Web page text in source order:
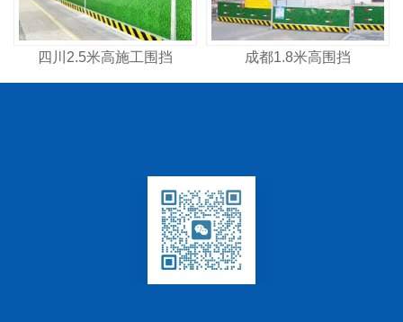
四川2.5米高施工围挡 成都1.8米高围挡